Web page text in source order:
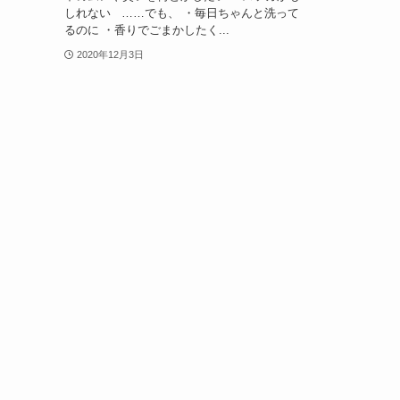
しれない ……でも、 ・毎日ちゃんと洗って
るのに ・香りでごまかしたく...
2020年12月3日